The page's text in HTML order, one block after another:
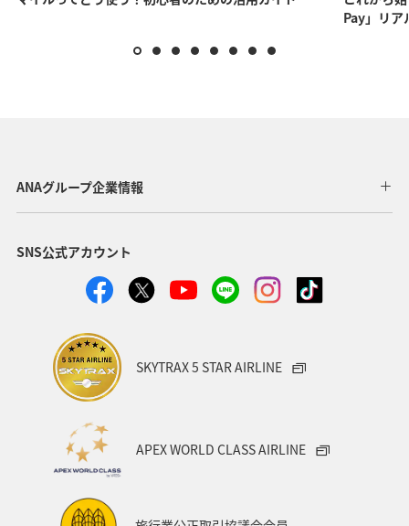
Pay」リア
ANAグループ企業情報
SNS公式アカウント
SKYTRAX 5 STAR AIRLINE
APEX WORLD CLASS AIRLINE